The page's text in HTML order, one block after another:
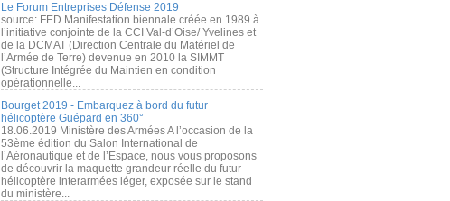
Le Forum Entreprises Défense 2019
source: FED Manifestation biennale créée en 1989 à
l’initiative conjointe de la CCI Val-d’Oise/ Yvelines et
de la DCMAT (Direction Centrale du Matériel de
l’Armée de Terre) devenue en 2010 la SIMMT
(Structure Intégrée du Maintien en condition
opérationnelle...
Bourget 2019 - Embarquez à bord du futur
hélicoptère Guépard en 360°
18.06.2019 Ministère des Armées A l’occasion de la
53ème édition du Salon International de
l’Aéronautique et de l’Espace, nous vous proposons
de découvrir la maquette grandeur réelle du futur
hélicoptère interarmées léger, exposée sur le stand
du ministère...